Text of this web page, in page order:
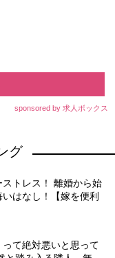
sponsored by 求人ボックス
グ
トレス！ 離婚から始
はなし！【嫁を便利
って絶対悪いと思って